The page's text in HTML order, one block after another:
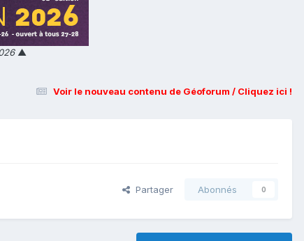
▲
Voir le nouveau contenu de Géoforum / Cliquez ici !
Partager Abonnés 0